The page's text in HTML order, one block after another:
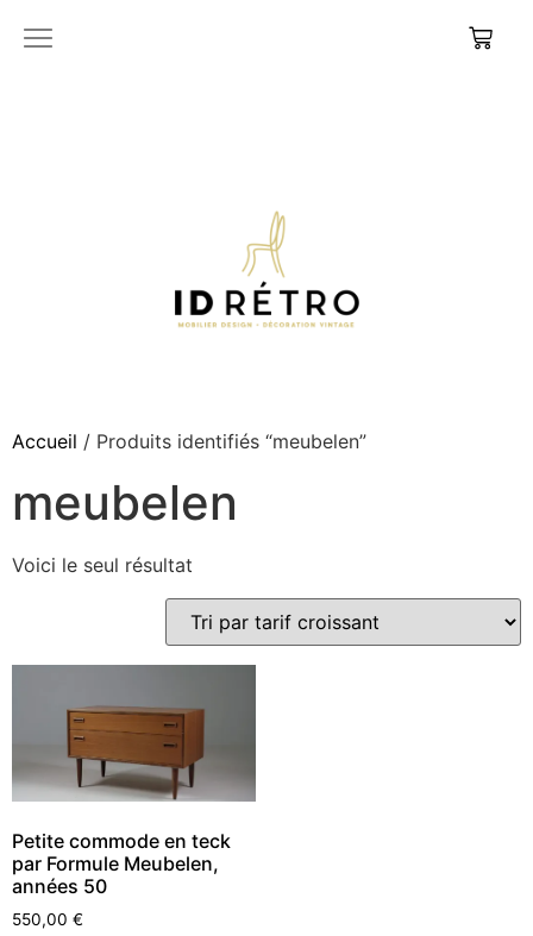
Accueil / Produits identifiés “meubelen”
meubelen
Voici le seul résultat
Petite commode en teck
par Formule Meubelen,
années 50
550,00 €